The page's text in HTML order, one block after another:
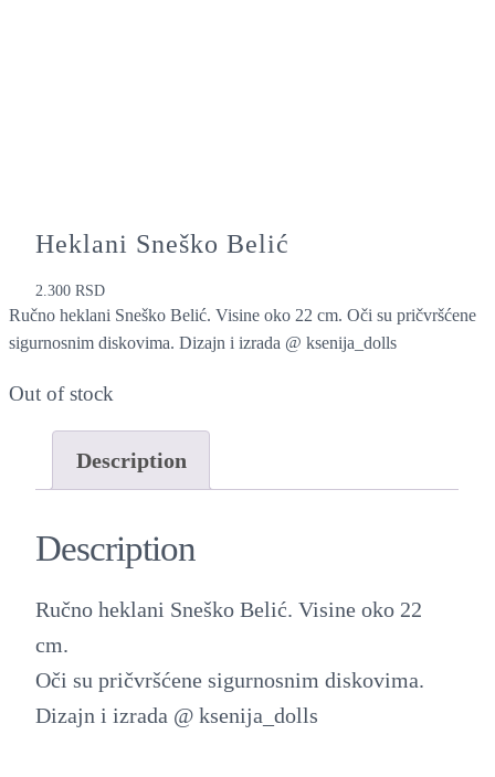
Heklani Sneško Belić
2.300RSD
Ručno heklani Sneško Belić. Visine oko 22 cm. Oči su pričvršćene
sigurnosnim diskovima. Dizajn i izrada @ ksenija_dolls
Out of stock
Description
Description
Ručno heklani Sneško Belić. Visine oko 22
cm.
Oči su pričvršćene sigurnosnim diskovima.
Dizajn i izrada @ ksenija_dolls